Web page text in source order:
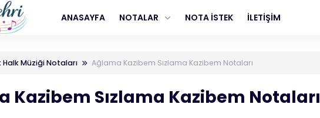
ANASAYFA NOTALAR NOTA İSTEK İLETİŞİM
Halk Müziği Notaları Ağlama Kazibem Sızlama Kazibem Notaları
Kazibem Sızlama Kazibem Notaları